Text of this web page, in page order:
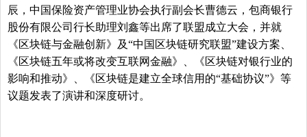
辰，中国保险资产管理业协会执行副会长曹德云，包商银行
股份有限公司行长助理刘鑫等出席了联盟成立大会，并就
《区块链与金融创新》及“中国区块链研究联盟”建设方案、
《区块链五年或将改变互联网金融》、《区块链对银行业的
影响和推动》、《区块链是建立全球信用的“基础协议”》等
议题发表了演讲和深度研讨。